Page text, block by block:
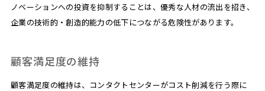
ノベーションへの投資を抑制することは、優秀な人材の流出を招き、
企業の技術的・創造的能力の低下につながる危険性があります。
顧客満足度の維持
顧客満足度の維持は、コンタクトセンターがコスト削減を行う際に